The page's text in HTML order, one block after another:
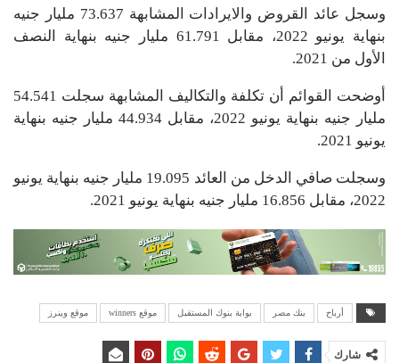
وسجل عائد القروض والايرادات المشابهة 73.637 مليار جنيه
بنهاية يونيو 2022، مقابل 61.791 مليار جنيه بنهاية النصف
الأول من 2021.
أوضحت القوائم أن تكلفة والتكاليف المشابهة سجلت 54.541
مليار جنيه بنهاية يونيو 2022، مقابل 44.934 مليار جنيه بنهاية
يونيو 2021.
وسجلت صافي الدخل من العائد 19.095 مليار جنيه بنهاية يونيو
2022، مقابل 16.856 مليار جنيه بنهاية يونيو 2021.
أرباح بنك مصر بوابة بنوك المستقبل موقع winners موقع وينرز
شارك